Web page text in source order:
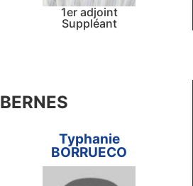
1er adjoint
Suppléant
BERNES
Typhanie
BORRUECO